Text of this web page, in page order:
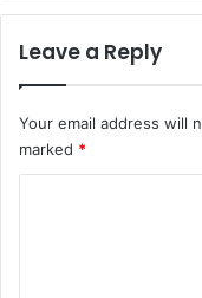
Leave a Reply
Your email address will
marked *